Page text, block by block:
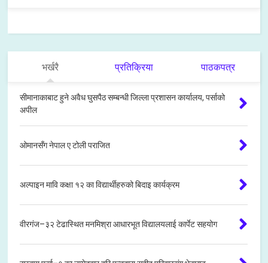
भर्खरै प्रतिक्रिया पाठकपत्र
सीमानाकाबाट हुने अवैध घुसपैठ सम्बन्धी जिल्ला प्रशासन कार्यालय, पर्साको
अपील
ओमानसँग नेपाल ए टोली पराजित
अल्पाइन मावि कक्षा १२ का विद्यार्थीहरुको बिदाइ कार्यक्रम
वीरगंज–३२ टेढास्थित मनमिश्रा आधारभूत विद्यालयलाई कार्पेट सहयोग